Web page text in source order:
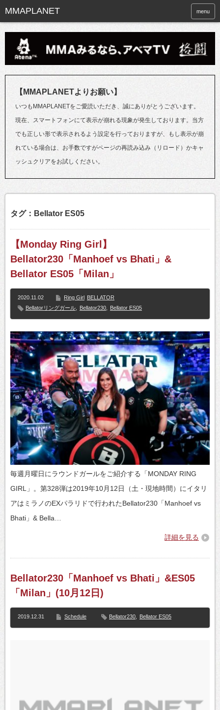
menu
【MMAPLANETよりお願い】
いつもMMAPLANETをご愛読いただき、誠にありがとうございます。
現在、スマートフォンにて表示が崩れる現象が発生しております。当方
でも正しい形で表示されるよう設定を行っておりますが、もし表示が崩
れている場合は、お手数ですがページの再読み込み（リロード）かキャ
ッシュクリアをお試しください。
タグ：Bellator ES05
【Monday Ring Girl】
Bellator230「Manhoef vs Bhati」&
Bellator ES05「Milan」
2020.11.02 Ring Girl BELLATOR
Bellatorリングガール
Bellator230 Bellator ES05
毎週月曜日にラウンドガールをご紹介する「MONDAY RING
GIRL」。第328弾は2019年10月12日（土・現地時間）にイタリ
アはミラノのEXパラリドで行われたBellator230「Manhoef vs
Bhati」& Bella…
詳細を見る
Bellator230「Manhoef vs Bhati」&ES05
「Milan」(10月12日)
2019.12.31 Schedule Bellator230 Bellator ES05